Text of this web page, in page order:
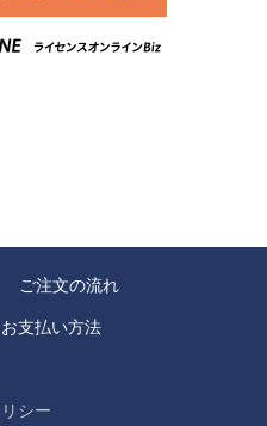
ご注文の流れ
お支払い方法
シー